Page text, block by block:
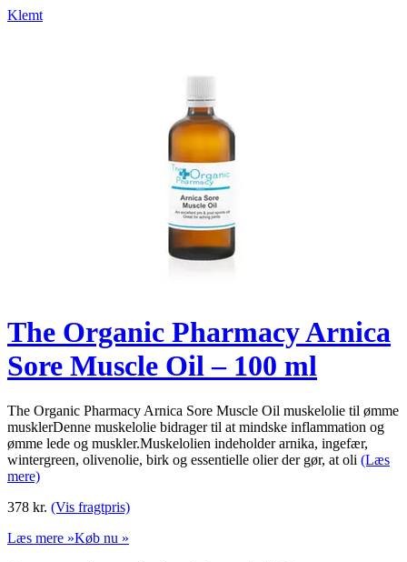
Klemt
The Organic Pharmacy Arnica
Sore Muscle Oil – 100 ml
The Organic Pharmacy Arnica Sore Muscle Oil muskelolie til ømme
musklerDenne muskelolie bidrager til at mindske inflammation og
ømme lede og muskler.Muskelolien indeholder arnika, ingefær,
wintergreen, olivenolie, birk og essentielle olier der gør, at oli (Læs
mere)
378 kr. (Vis fragtpris)
Læs mere »Køb nu »